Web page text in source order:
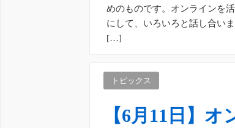
めのものです。オンラインを
にして、いろいろと話し合い
[…]
トピックス
【6月11日】